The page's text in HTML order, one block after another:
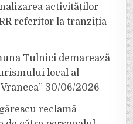
activităților
referitor la tranziția
Tulnici demarează
local al
30/06/2026
reclamă